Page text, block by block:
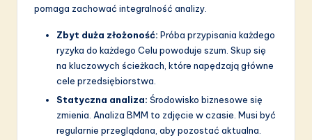
pomaga zachować integralność analizy.
Zbyt duża złożoność: Próba przypisania każdego
ryzyka do każdego Celu powoduje szum. Skup się
na kluczowych ścieżkach, które napędzają główne
cele przedsiębiorstwa.
Statyczna analiza: Środowisko biznesowe się
zmienia. Analiza BMM to zdjęcie w czasie. Musi być
regularnie przeglądana, aby pozostać aktualna.